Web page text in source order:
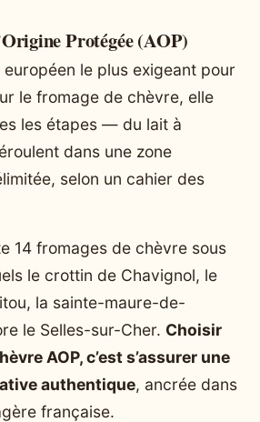
Protégée (AOP)
européen le plus exigeant pour
le fromage de chèvre, elle
les étapes — du lait à
dans une zone
selon un cahier des
14 fromages de chèvre sous
le crottin de Chavignol, le
la sainte-maure-de-
le Selles-sur-Cher. Choisir
AOP, c’est s’assurer une
authentique, ancrée dans
française.